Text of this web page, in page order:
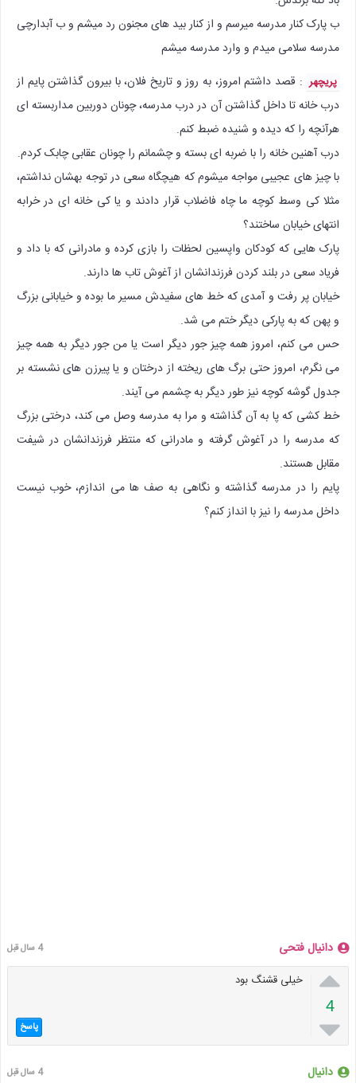
ب پارک کنار مدرسه میرسم و از کنار بید های مجنون رد میشم و ب آبدارچی
مدرسه سلامی میدم و وارد مدرسه میشم
پریچهر : قصد داشتم امروز، به روز و تاریخ فلان، با بیرون گذاشتن پایم از
درب خانه تا داخل گذاشتن آن در درب مدرسه، چونان دوربین مداربسته ای
هرآنچه را که دیده و شنیده ضبط کنم.
درب آهنین خانه را با ضربه ای بسته و چشمانم را چونان عقابی چابک کردم.
با چیز های عجیبی مواجه میشوم که هیچگاه سعی در توجه بهشان نداشتم،‌
مثلا کی وسط کوچه ما چاه فاضلاب قرار دادند و یا کی خانه ای در خرابه
انتهای خیابان ساختند؟
پارک هایی که کودکان واپسین لحظات را بازی کرده و مادرانی که با داد و
فریاد سعی در بلند کردن فرزندانشان از آغوش تاب ها دارند.
خیابان پر رفت و آمدی که خط های سفیدش مسیر ما بوده و خیابانی بزرگ
و پهن که به پارکی دیگر ختم می شد.
حس می کنم، امروز همه چیز جور دیگر است یا من جور دیگر به همه چیز
می نگرم، امروز حتی برگ های ریخته از درختان و یا پیرزن های نشسته بر
جدول گوشه کوچه نیز طور دیگر به چشمم می آیند.
خط کشی که پا به آن گذاشته و مرا به مدرسه وصل می کند، درختی بزرگ
که مدرسه را در آغوش گرفته و مادرانی که منتظر فرزندانشان در شیفت
مقابل هستند.
پایم را در مدرسه گذاشته و نگاهی به صف ها می اندازم، خوب نیست
داخل مدرسه را نیز با انداز کنم؟
دانیال فتحی 4 سال قبل

4

خیلی قشنگ بود
پاسخ
دانیال 4 سال قبل